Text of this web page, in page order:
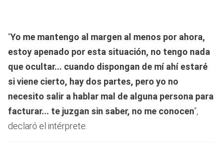
“Yo me mantengo al margen al menos por ahora,
estoy apenado por esta situación, no tengo nada
que ocultar... cuando dispongan de mí ahí estaré
si viene cierto, hay dos partes, pero yo no
necesito salir a hablar mal de alguna persona para
facturar... te juzgan sin saber, no me conocen”,
declaró el intérprete.